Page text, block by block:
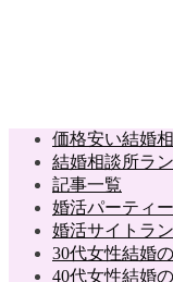
価格安い結婚
結婚相談所ラ
記事一覧
婚活パーティー
婚活サイトラ
30代女性結婚
40代女性結婚